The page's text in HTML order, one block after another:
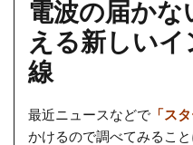
電波の届か
える新しい
線
最近ニュースなどで 「ス
かけるので調べてみること